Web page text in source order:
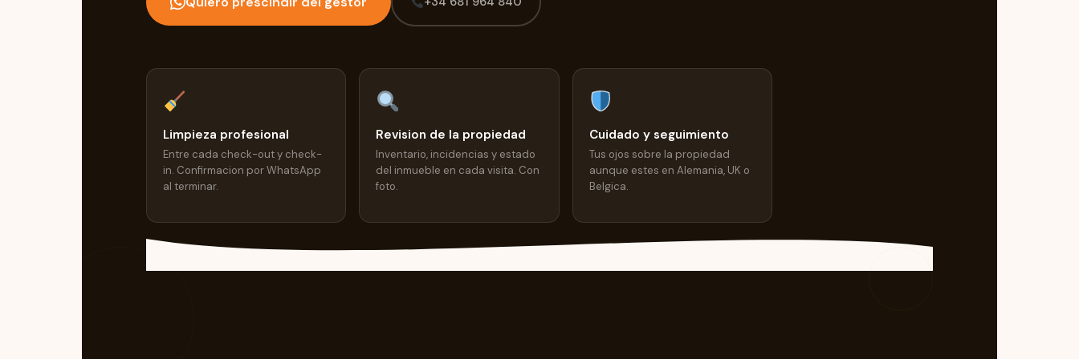
Limpieza profesional
Entre cada check-out y check-
in. Confirmacion por WhatsApp
al terminar.
Revision de la propiedad
Inventario, incidencias y estado
del inmueble en cada visita. Con
foto.
Cuidado y seguimiento
Tus ojos sobre la propiedad
aunque estes en Alemania, UK o
Belgica.